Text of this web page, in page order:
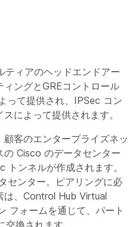
ィアのヘッドエンドアー
ングとGREコントロール
って提供され、IPSec コン
によって提供されます。
顧客のエンタープライズネッ
の Cisco のデータセンター
ンネルが作成されます。
センター。ピアリングに必
は、Control Hub Virtual
フォームを通じて、パート
換されます。